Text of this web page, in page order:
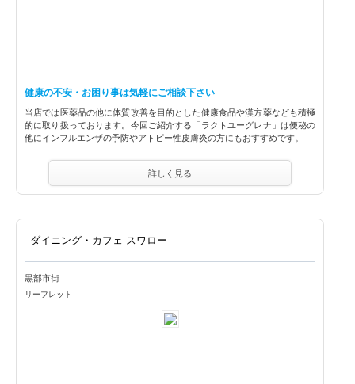
健康の不安・お困り事は気軽にご相談下さい
当店では医薬品の他に体質改善を目的とした健康食品や漢方薬なども積極
的に取り扱っております。今回ご紹介する「ラクトユーグレナ」は便秘の
他にインフルエンザの予防やアトピー性皮膚炎の方にもおすすめです。
詳しく見る
ダイニング・カフェ スワロー
黒部市街
リーフレット